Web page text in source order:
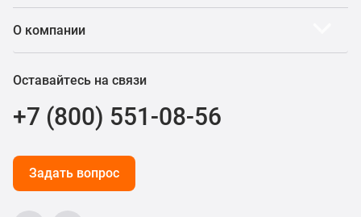
О компании
Оставайтесь на связи
+7 (800) 551-08-56
Задать вопрос